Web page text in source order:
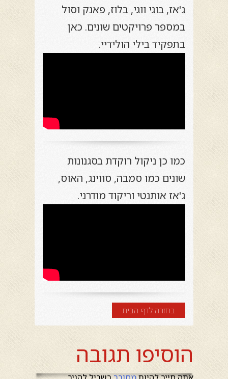
ג'אז, בוגי ווגי, בלוז, פאנק וסול
במספר פרויקטים שונים. כאן
בתפקיד בילי הולידיי.
כמו כן ניקול רוקדת בסגנונות
שונים כמו סמבה, סווינג, האוס,
ג'אז אותנטי וריקוד מודרני.
בחזרה לדף הבית
הוסיפו תגובה